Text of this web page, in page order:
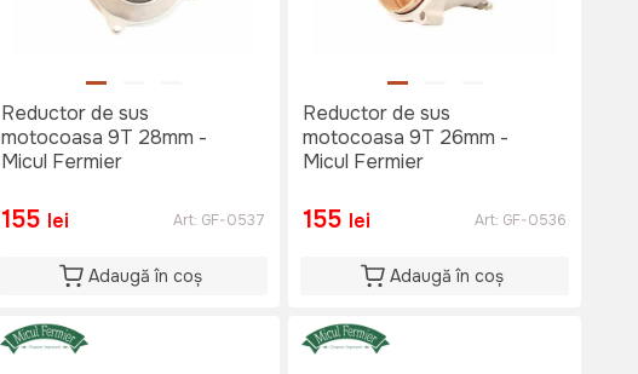
Reductor de sus
motocoasa 9T 28mm -
Micul Fermier
155 lei Art: GF-0537
Adaugă în coș
Reductor de sus
motocoasa 9T 26mm -
Micul Fermier
155 lei Art: GF-0536
Adaugă în coș